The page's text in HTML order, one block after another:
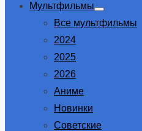
Мультфильмы
Show
sub
Все мультфильмы
2024
2025
2026
Аниме
Новинки
Советские